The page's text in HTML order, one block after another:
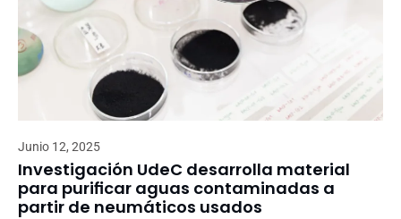
Junio 12, 2025
Investigación UdeC desarrolla material
para purificar aguas contaminadas a
partir de neumáticos usados